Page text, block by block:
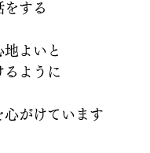
をする
よいと
るように
心がけています